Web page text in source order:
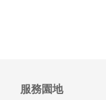
服務園地